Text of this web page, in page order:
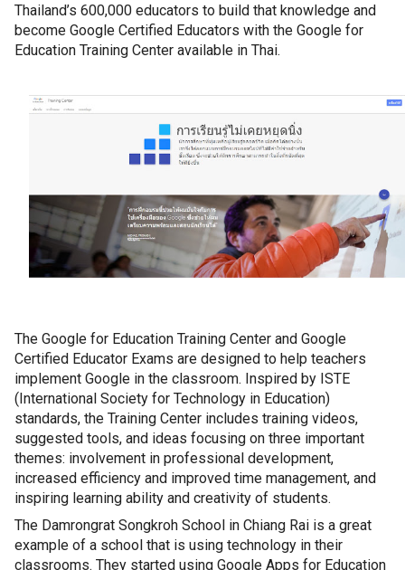
Thailand’s 600,000 educators to build that knowledge and
become Google Certified Educators with the Google for
Education Training Center available in Thai.
The Google for Education Training Center and Google
Certified Educator Exams are designed to help teachers
implement Google in the classroom. Inspired by ISTE
(International Society for Technology in Education)
standards, the Training Center includes training videos,
suggested tools, and ideas focusing on three important
themes: involvement in professional development,
increased efficiency and improved time management, and
inspiring learning ability and creativity of students.
The Damrongrat Songkroh School in Chiang Rai is a great
example of a school that is using technology in their
classrooms. They started using Google Apps for Education